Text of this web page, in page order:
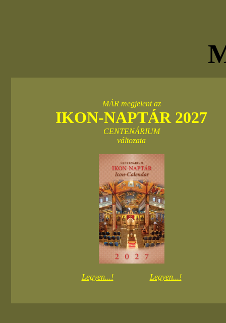
MÁR megjelent az
IKON-NAPTÁR 2027
CENTENÁRIUM
változata
Legyen...! Legyen...!